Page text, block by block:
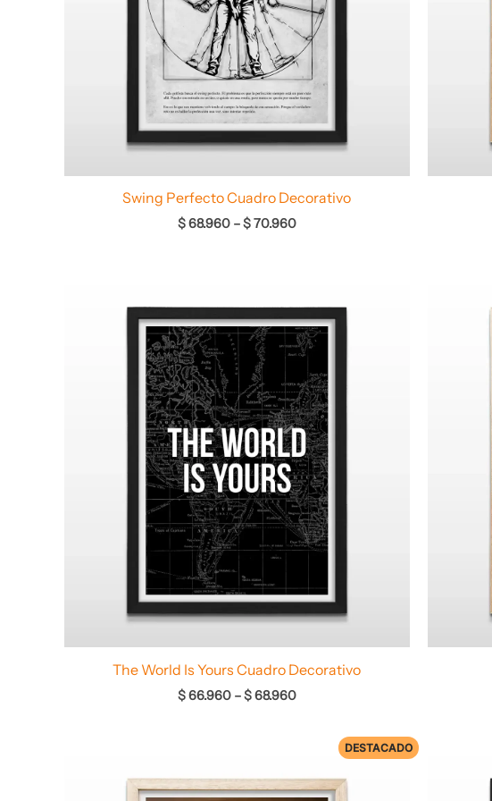
Swing Perfecto Cuadro Decorativo
$68.960 –$70.960
The World Is Yours Cuadro Decorativo
$66.960 –$68.960
desde
$ 66.960
hasta
$ 68.960
DESTACADO
precios: